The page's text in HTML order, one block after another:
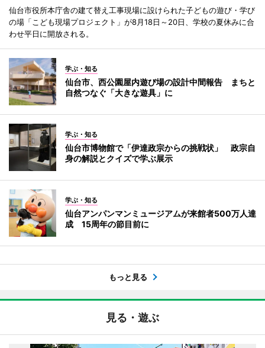
仙台市役所本庁舎の建て替え工事現場に設けられた子どもの遊び・学び
の場「こども現場プロジェクト」が8月18日～20日、学校の夏休みに合
わせ平日に開放される。
学ぶ・知る
仙台市、西公園屋内遊び場の設計中間報告 まちと
自然つなぐ「大きな遊具」に
学ぶ・知る
仙台市博物館で「伊達政宗からの挑戦状」 政宗自
身の解説とクイズで学ぶ展示
学ぶ・知る
仙台アンパンマンミュージアムが来館者500万人達
成 15周年の節目前に
もっと見る
見る・遊ぶ